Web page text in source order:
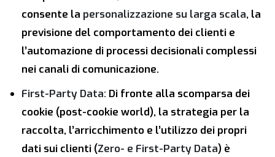
consente la personalizzazione su larga scala, la
previsione del comportamento dei clienti e
l’automazione di processi decisionali complessi
nei canali di comunicazione.
First-Party Data: Di fronte alla scomparsa dei
cookie (post-cookie world), la strategia per la
raccolta, l’arricchimento e l’utilizzo dei propri
dati sui clienti (Zero- e First-Party Data) è